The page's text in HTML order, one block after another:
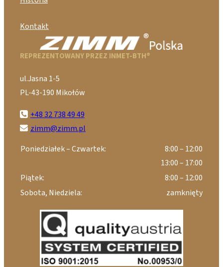
Kontakt
REPREZENTOWANY PRZEZ INMET-BTH®
ul.Jasna 1-5
PL-43-190 Mikołów
+48 32 738 49 49
zimm@zimm.pl
Poniedziałek – Czwartek:
8:00 – 12:00
13:00 – 17:00
Piątek:
8:00 – 12:00
Sobota, Niedziela:
zamknięty